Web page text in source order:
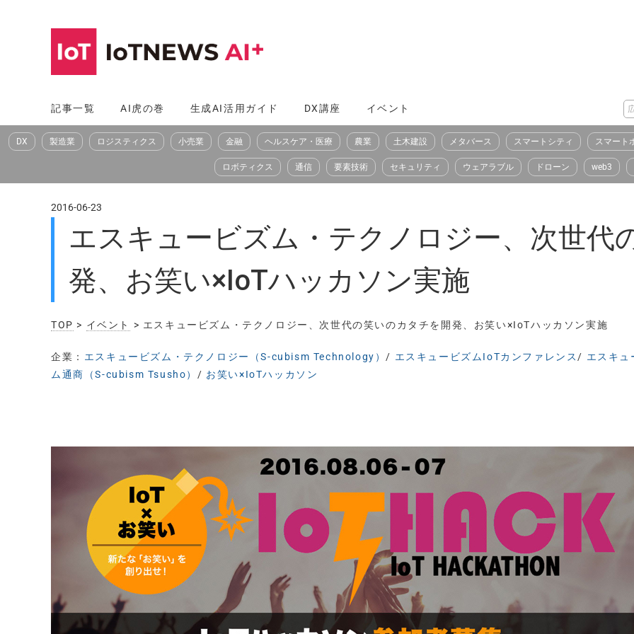
へ
ス
記事一覧 AI虎の巻 生成AI活用ガイド DX講座 イベント
DX 製造業 ロジスティクス 小売業 金融 ヘルスケア・医療 農業 土木建設 メタバース スマートシティ スマート
ロボティクス 通信 要素技術 セキュリティ ウェアラブル ドローン web3
2016-06-23
エスキュービズム・テクノロジー、次世代
発、お笑い×IoTハッカソン実施
TOP > イベント > エスキュービズム・テクノロジー、次世代の笑いのカタチを開発、お笑い×IoTハッカソン実施
企業： エスキュービズム・テクノロジー（S-cubism Technology） / エスキュービズムIoTカンファレンス / エスキュ
ム通商（S-cubism Tsusho） / お笑い×IoTハッカソン